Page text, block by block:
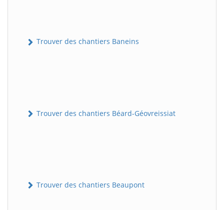
Trouver des chantiers Baneins
Trouver des chantiers Béard-Géovreissiat
Trouver des chantiers Beaupont